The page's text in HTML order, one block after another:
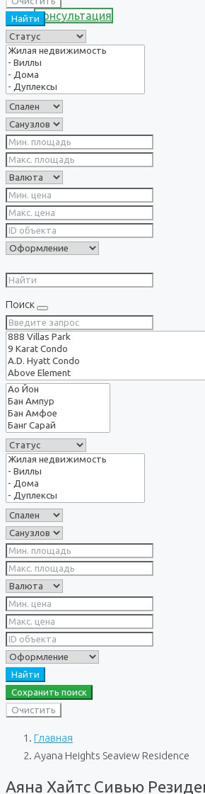
Консультация
Найти
Поиск
Найти
Сохранить поиск
Очистить
Главная
Ayana Heights Seaview Residence
Аяна Хайтс Сивью